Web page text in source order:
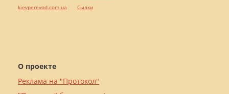
О проекте
Реклама на "Протокол"
kievperevod.com.ua
Cылки